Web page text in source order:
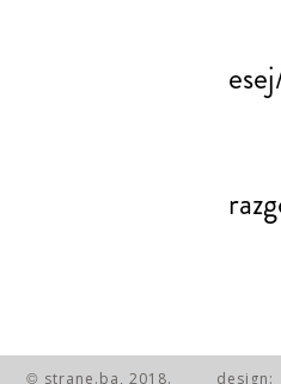
© strane.ba, 2018. design: